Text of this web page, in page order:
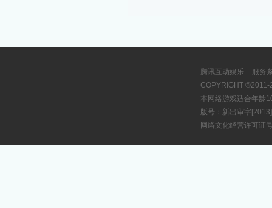
腾讯互动娱乐
服务
COPYRIGHT ©2011-
本网络游戏适合年龄
版号：新出审字
网络文化经营许可证